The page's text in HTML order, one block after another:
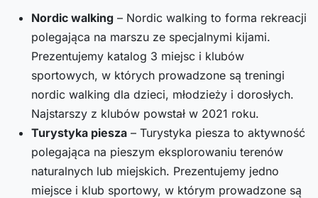
Nordic walking – Nordic walking to forma rekreacji
polegająca na marszu ze specjalnymi kijami.
Prezentujemy katalog 3 miejsc i klubów
sportowych, w których prowadzone są treningi
nordic walking dla dzieci, młodzieży i dorosłych.
Najstarszy z klubów powstał w 2021 roku.
Turystyka piesza – Turystyka piesza to aktywność
polegająca na pieszym eksplorowaniu terenów
naturalnych lub miejskich. Prezentujemy jedno
miejsce i klub sportowy, w którym prowadzone są